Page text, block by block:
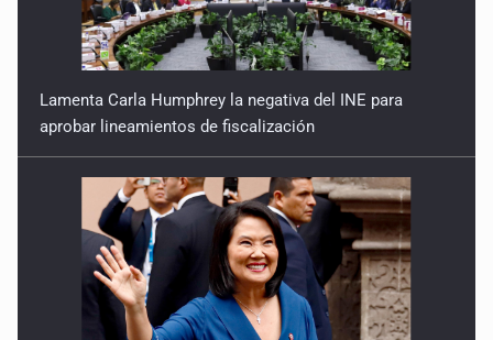
Lamenta Carla Humphrey la negativa del INE para
aprobar lineamientos de fiscalización